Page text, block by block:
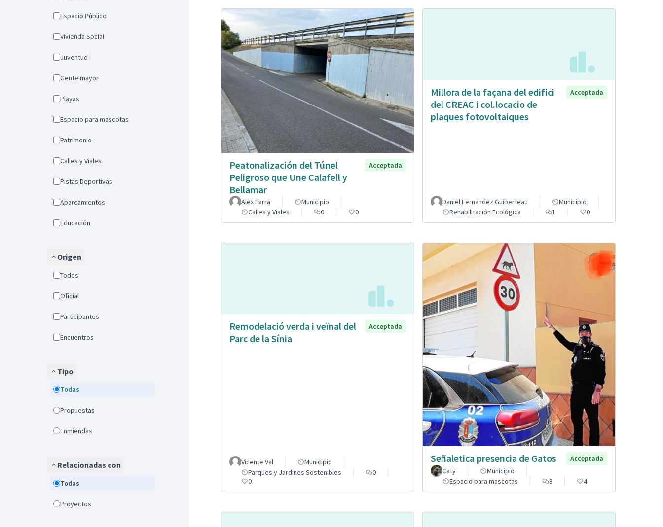
Espacio Público
Vivienda Social
Juventud
Gente mayor
Playas
Espacio para mascotas
Patrimonio
Calles y Viales
Pistas Deportivas
Aparcamientos
Educación
Origen
Todos
Oficial
Participantes
Encuentros
Tipo
Todas
Propuestas
Enmiendas
Relacionadas con
Todas
Proyectos
Peatonalización del Túnel
Peligroso que Une Calafell y
Bellamar
Acceptada
Alex Parra
Municipio
Calles y Viales
0 0
Millora de la façana del edifici
del CREAC i col.locacio de
plaques fotovoltaiques
Acceptada
Daniel Fernandez Guiberteau
Municipio
Rehabilitación Ecológica
1 0
Remodelació verda i veïnal del
Parc de la Sínia
Acceptada
Vicente Val
Municipio
Parques y Jardines Sostenibles
0
0
Señaletica presencia de Gatos
Acceptada
Caty
Municipio
Espacio para mascotas
8 4